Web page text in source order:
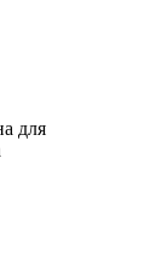
для